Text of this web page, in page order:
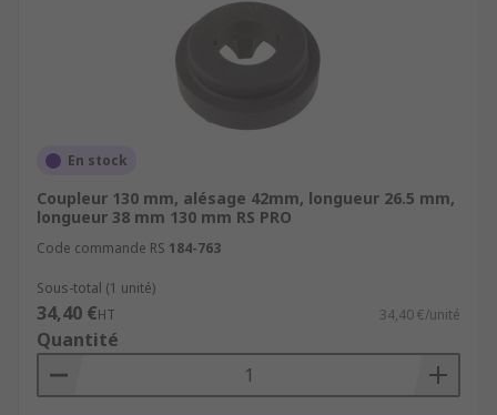
En stock
Coupleur 130 mm, alésage 42mm, longueur 26.5 mm,
longueur 38 mm 130 mm RS PRO
Code commande RS 184-763
Sous-total (1 unité)
34,40 €HT 34,40 €/unité
Quantité